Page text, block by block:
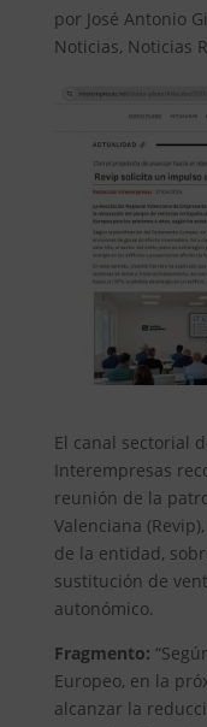
por José Antonio
Noticias, Noticias
El canal sectorial
Interempresas
reunión de la
Valenciana
de la entidad,
sustitución de
autonómico.
Fragmento:
Europeo, en la
alcanzar la